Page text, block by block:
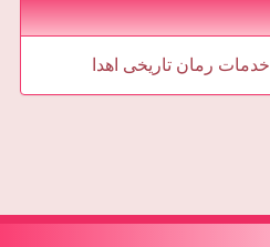
خدمات رمان تاریخی اهدا